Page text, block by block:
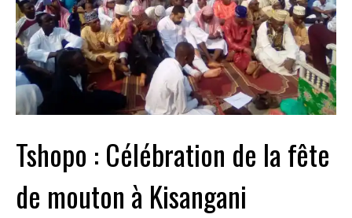
Tshopo : Célébration de la fête
de mouton à Kisangani